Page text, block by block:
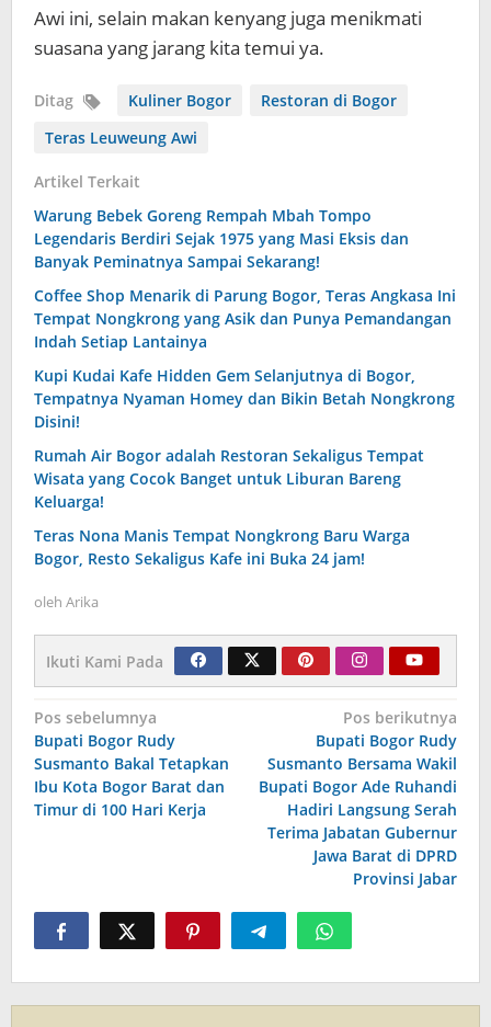
Awi ini, selain makan kenyang juga menikmati
suasana yang jarang kita temui ya.
Ditag Kuliner Bogor
Restoran di Bogor
Teras Leuweung Awi
Artikel Terkait
Warung Bebek Goreng Rempah Mbah Tompo
Legendaris Berdiri Sejak 1975 yang Masi Eksis dan
Banyak Peminatnya Sampai Sekarang!
Coffee Shop Menarik di Parung Bogor, Teras Angkasa Ini
Tempat Nongkrong yang Asik dan Punya Pemandangan
Indah Setiap Lantainya
Kupi Kudai Kafe Hidden Gem Selanjutnya di Bogor,
Tempatnya Nyaman Homey dan Bikin Betah Nongkrong
Disini!
Rumah Air Bogor adalah Restoran Sekaligus Tempat
Wisata yang Cocok Banget untuk Liburan Bareng
Keluarga!
Teras Nona Manis Tempat Nongkrong Baru Warga
Bogor, Resto Sekaligus Kafe ini Buka 24 jam!
oleh Arika
Ikuti Kami Pada
Navigasi
pos
Pos sebelumnya
Bupati Bogor Rudy
Susmanto Bakal Tetapkan
Ibu Kota Bogor Barat dan
Timur di 100 Hari Kerja
Pos berikutnya
Bupati Bogor Rudy
Susmanto Bersama Wakil
Bupati Bogor Ade Ruhandi
Hadiri Langsung Serah
Terima Jabatan Gubernur
Jawa Barat di DPRD
Provinsi Jabar